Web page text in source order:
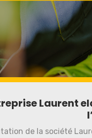
Laurent
de la société